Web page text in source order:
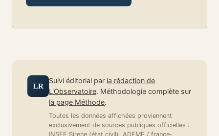
LR
Suivi éditorial par la rédaction de
L'Observatoire. Méthodologie complète sur
la page Méthode.
Toutes les données affichées proviennent
exclusivement de sources publiques officielles :
INSEE Sirene (état civil), ADEME / france-